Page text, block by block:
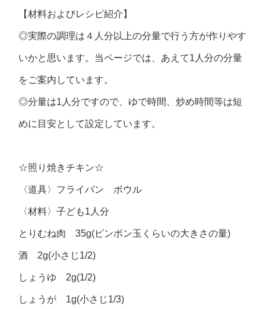
【材料およびレシピ紹介】
◎実際の調理は４人分以上の分量で行う方が作りやす
いかと思います。当ページでは、あえて1人分の分量
をご案内しています。
◎分量は1人分ですので、ゆで時間、炒め時間等は短
めに目安として設定しています。
☆照り焼きチキン☆
〈道具〉フライパン ボウル
〈材料〉子ども1人分
とりむね肉 35g(ピンポン玉くらいの大きさの量)
酒 2g(小さじ1/2)
しょうゆ 2g(1/2)
しょうが 1g(小さじ1/3)